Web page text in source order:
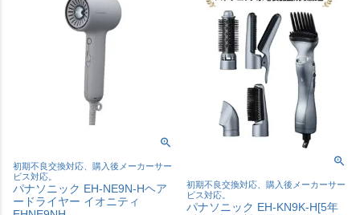
初期不良交換対応、購入後メーカーサー
ビス対応。
パナソニック EH-NE9N-Hヘア
ードライヤー イオニティ
初期不良交換対応、購入後メーカーサー
ビス対応。
パナソニック EH-KN9K-H[5年